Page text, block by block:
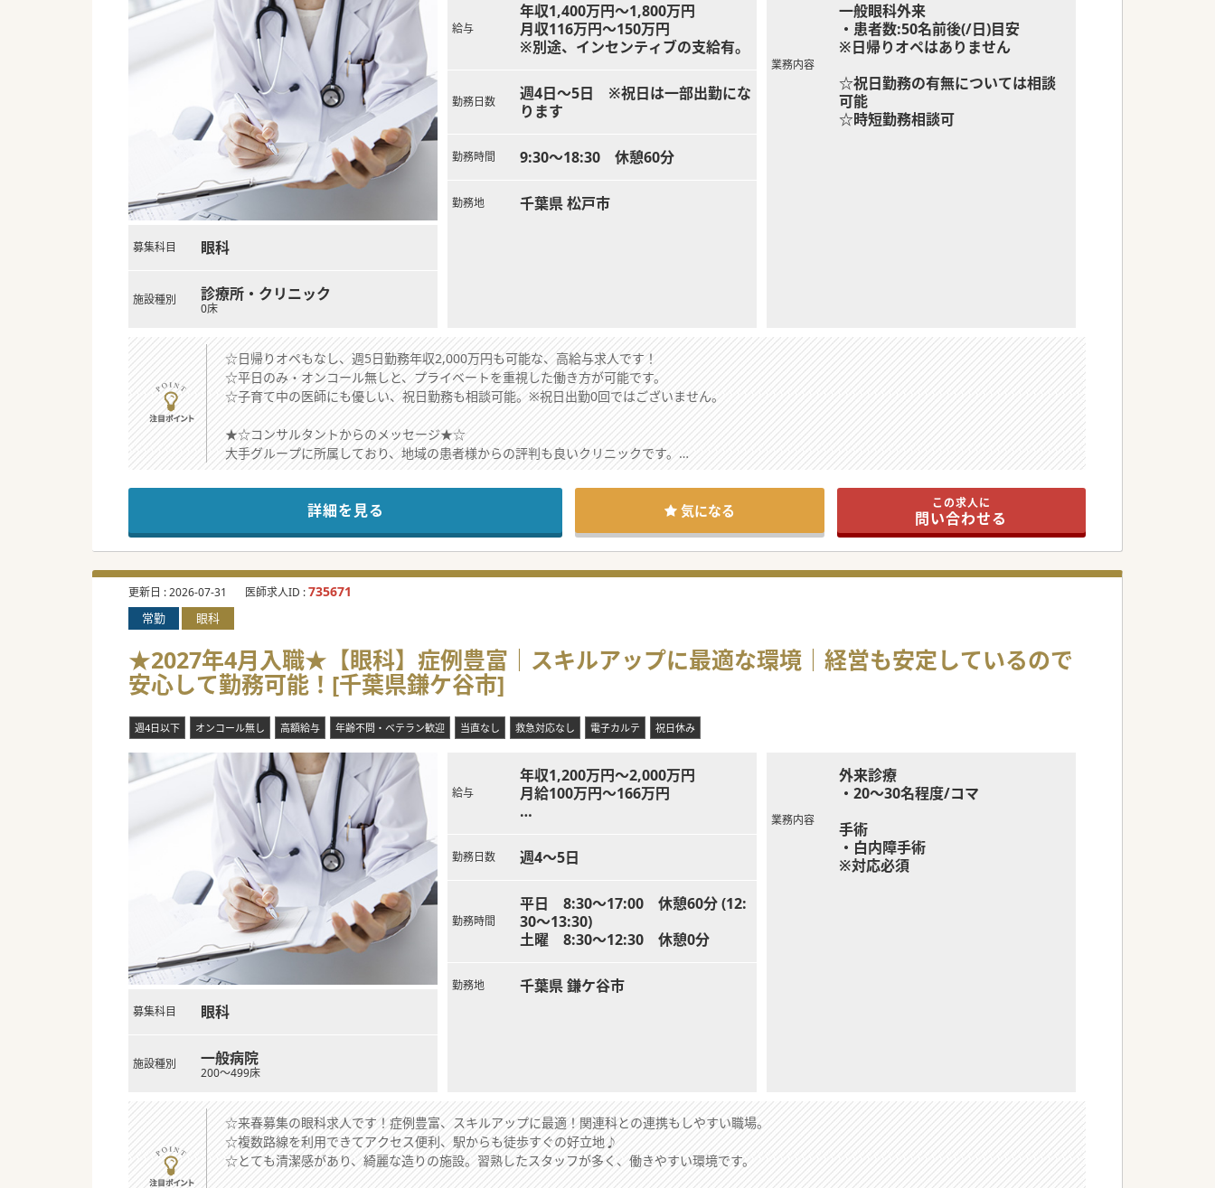
募集科目 眼科
施設種別 診療所・クリニック
0床
給与
年収1,400万円～1,800万円
月収116万円～150万円
※別途、インセンティブの支給有。
勤務日数
週4日～5日 ※祝日は一部出勤にな
ります
勤務時間 9:30～18:30 休憩60分
勤務地 千葉県 松戸市
業務内容
一般眼科外来
・患者数:50名前後(/日)目安
※日帰りオペはありません
☆祝日勤務の有無については相談
可能
☆時短勤務相談可
☆日帰りオペもなし、週5日勤務年収2,000万円も可能な、高給与求人です！
☆平日のみ・オンコール無しと、プライベートを重視した働き方が可能です。
☆子育て中の医師にも優しい、祝日勤務も相談可能。※祝日出勤0回ではございません。
★☆コンサルタントからのメッセージ★☆
大手グループに所属しており、地域の患者様からの評判も良いクリニックです。
週4日や時短勤務のご相談も可能と、ワークライフバランスを重視したご勤務も可能です。
ショッピングセンター内に立地し、最寄り駅から徒歩5分と通勤も便利です。
ご経験・ご経歴に応じて条件交渉が可能ですので、是非お気軽にお問い合わせください。
#春入職可 #年度内入職可 #秋入職可
詳細を見る 気になる この求人に
問い合わせる
更新日 :2026-07-31 医師求人ID :735671
常勤 眼科
★2027年4月入職★【眼科】症例豊富｜スキルアップに最適な環境｜経営も安定しているので
安心して勤務可能！[千葉県鎌ケ谷市]
週4日以下 オンコール無し 高額給与 年齢不問・ベテラン歓迎 当直なし 救急対応なし 電子カルテ 祝日休み
募集科目 眼科
施設種別 一般病院
200～499床
給与
年収1,200万円～2,000万円
月給100万円～166万円
円
勤務日数 週4～5日
勤務時間
平日 8:30～17:00 休憩60分 (12:
30～13:30)
土曜 8:30～12:30 休憩0分
勤務地 千葉県 鎌ケ谷市
業務内容
外来診療
・20～30名程度/コマ
手術
・白内障手術
※対応必須
☆来春募集の眼科求人です！症例豊富、スキルアップに最適！関連科との連携もしやすい職場。
☆複数路線を利用できてアクセス便利、駅からも徒歩すぐの好立地♪
☆とても清潔感があり、綺麗な造りの施設。習熟したスタッフが多く、働きやすい環境です。